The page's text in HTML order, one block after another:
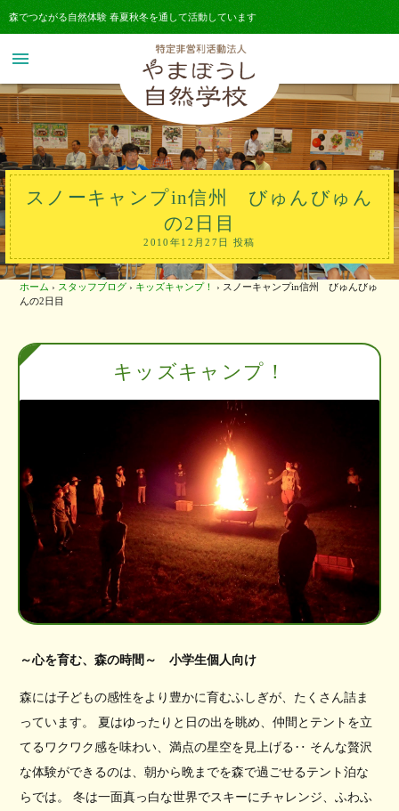
森でつながる自然体験 春夏秋冬を通して活動しています
menu
スノーキャンプin信州 びゅんびゅん
の2日目
2010年12月27日 投稿
ホーム › スタッフブログ › キッズキャンプ！ › スノーキャンプin信州 びゅんびゅ
んの2日目
キッズキャンプ！
～心を育む、森の時間～ 小学生個人向け
森には子どもの感性をより豊かに育むふしぎが、たくさん詰ま
っています。 夏はゆったりと日の出を眺め、仲間とテントを立
てるワクワク感を味わい、満点の星空を見上げる‥ そんな贅沢
な体験ができるのは、朝から晩までを森で過ごせるテント泊な
らでは。 冬は一面真っ白な世界でスキーにチャレンジ、ふわふ